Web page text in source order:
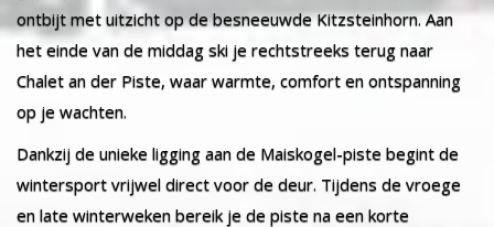
ontbijt met uitzicht op de besneeuwde Kitzsteinhorn. Aan
het einde van de middag ski je rechtstreeks terug naar
Chalet an der Piste, waar warmte, comfort en ontspanning
op je wachten.
Dankzij de unieke ligging aan de Maiskogel-piste begint de
wintersport vrijwel direct voor de deur. Tijdens de vroege
en late winterweken bereik je de piste na een korte